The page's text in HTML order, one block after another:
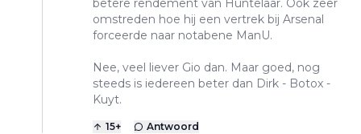
betere rendement van Huntelaar. Ook zeer
omstreden hoe hij een vertrek bij Arsenal
forceerde naar notabene ManU.
Nee, veel liever Gio dan. Maar goed, nog
steeds is iedereen beter dan Dirk - Botox -
Kuyt.
15+ Antwoord